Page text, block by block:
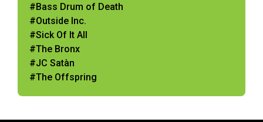
#Bass Drum of Death
#Outside Inc.
#Sick Of It All
#The Bronx
#JC Satàn
#The Offspring